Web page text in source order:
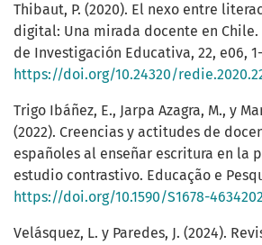
Thibaut, P. (2020). El nexo entre
digital: Una mirada docente en
de Investigación Educativa, 22, e06, 1-
https://doi.org/10.24320/
Trigo Ibáñez, E., Jarpa Azagra, M., y
(2022). Creencias y actitudes de
españoles al enseñar escritura en la
estudio contrastivo. Educação e
https://doi.org/10.1590/S1678-
Velásquez, L. y Paredes, J. (2024).